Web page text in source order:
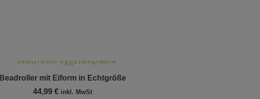
Beadroller mit Eiform in Echtgröße
44,99 € inkl. MwSt